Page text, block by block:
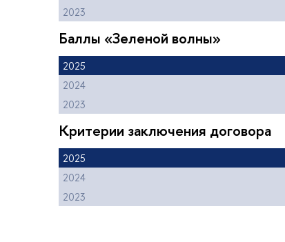
2023
Баллы «Зеленой волны»
2025
2024
2023
Критерии заключения договора
2025
2024
2023